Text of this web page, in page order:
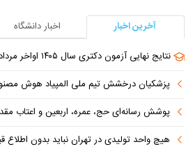
آخرین اخبار
اخبار دانشگاه
نتایج نهایی آزمون دکتری سال ۱۴۰۵ اواخر مرداد اعلام می‌شود
پزشکیان درخشش تیم ملی المپیاد هوش
پوشش رسانه‌ای حج، عمره، اربعین و اعتاب
هیچ واحد تولیدی در تهران نباید بدون